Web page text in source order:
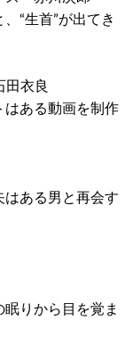
“生首”が出てき
衣良
はある動画を制作
ある男と再会す
りから目を覚ま